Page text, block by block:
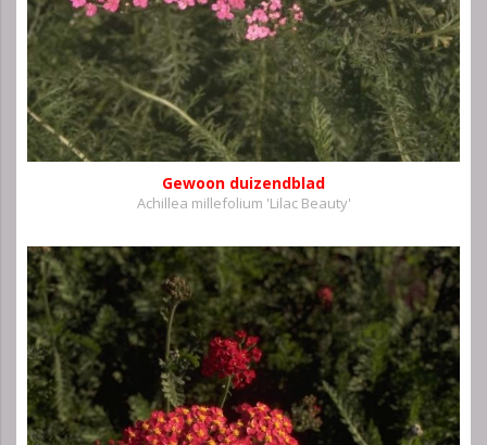
Gewoon duizendblad
Achillea millefolium 'Lilac Beauty'